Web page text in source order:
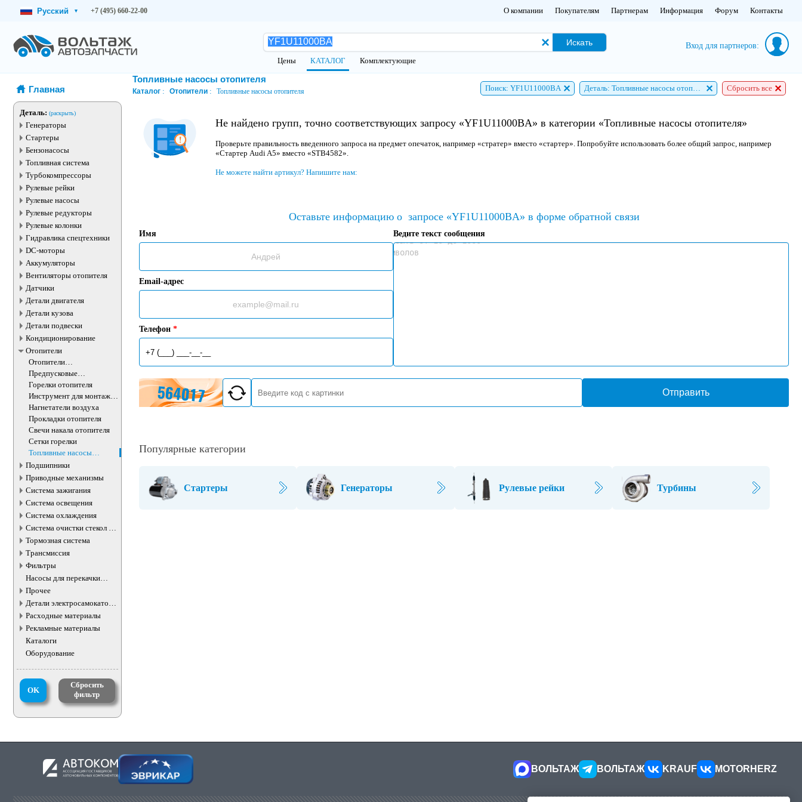
Русский ▾ +7 (495) 660-22-00 О компании Покупателям Партнерам Информация Форум Контакты
Искать
Цены КАТАЛОГ Комплектующие
Вход для партнеров:
Главная
Деталь: (раскрыть)
Генераторы
Стартеры
Бензонасосы
Топливная система
Турбокомпрессоры
Рулевые рейки
Рулевые насосы
Рулевые редукторы
Рулевые колонки
Гидравлика спецтехники
DC-моторы
Аккумуляторы
Вентиляторы отопителя
Датчики
Детали двигателя
Детали кузова
Детали подвески
Кондиционирование
Отопители
Отопители
дополнительные
Предпусковые
подогреватели
Горелки отопителя
Инструмент для монтажа
и демонтажа свечи накала
Нагнетатели воздуха
Прокладки отопителя
Свечи накала отопителя
Сетки горелки
Топливные насосы
отопителя
Подшипники
Приводные механизмы
Система зажигания
Система освещения
Система охлаждения
Система очистки стекол и
фар
Тормозная система
Трансмиссия
Фильтры
Насосы для перекачки
жидкостей
Прочее
Детали электросамокатов и
электротранспорта
Расходные материалы
Рекламные материалы
Каталоги
Оборудование
OK
Сбросить
фильтр
Топливные насосы отопителя
Каталог Отопители Топливные насосы отопителя Поиск: YF1U11000BA Деталь: Топливные насосы отопителя Сбросить все
Не найдено групп, точно соответствующих запросу «YF1U11000BA» в категории «Топливные насосы отопителя»
Проверьте правильность введенного запроса на предмет опечаток, например «стратер» вместо «стартер». Попробуйте использовать более общий запрос, например
«Стартер Audi A5» вместо «STB4582».
Не можете найти артикул? Напишите нам:
Оставьте информацию о запросе «YF1U11000BA» в форме обратной связи
Имя
Email-адрес
Телефон *
Ведите текст сообщения
Отправить
Популярные категории
Стартеры Генераторы Рулевые рейки Турбины
ВОЛЬТАЖ ВОЛЬТАЖ KRAUF MOTORHERZ